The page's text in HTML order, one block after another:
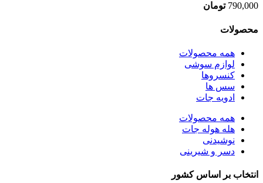
790,000 تومان
محصولات
همه محصولات
لوازم سوشی
کنسروها
سس ها
ادویه جات
همه محصولات
هله هوله جات
نوشیدنی
دسر و شیرینی
انتخاب بر اساس کشور